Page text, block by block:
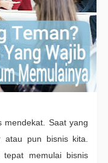
mendekat. Saat yang
atau pun bisnis kita.
memulai bisnis